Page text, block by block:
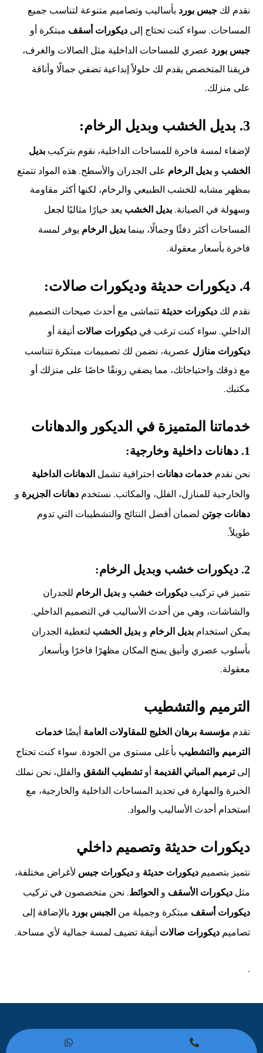
نقدم لكجبس بورد بأساليب وتصاميم متنوعة لتناسب جميع
المساحات. سواء كنت تحتاج إلىديكورات أسقف مبتكرة أو
جبس بورد عصري للمساحات الداخلية مثل الصالات والغرف،
فريقنا المتخصص يقدم لك حلولاً إبداعية تضفي جمالًا وأناقة
على منزلك.
3. بديل الخشب وبديل الرخام:
لإضفاء لمسة فاخرة للمساحات الداخلية، نقوم بتركيببديل
الخشب وبديل الرخام على الجدران والأسطح. هذه المواد تتمتع
بمظهر مشابه للخشب الطبيعي والرخام، لكنها أكثر مقاومة
وسهولة في الصيانة.بديل الخشب يعد خيارًا مثاليًا لجعل
المساحات أكثر دفئًا وجمالًا، بينمابديل الرخام يوفر لمسة
فاخرة بأسعار معقولة.
4. ديكورات حديثة وديكورات صالات:
نقدم لكديكورات حديثة تتماشى مع أحدث صيحات التصميم
الداخلي. سواء كنت ترغب فيديكورات صالات أنيقة أو
ديكورات منازل عصرية، نضمن لك تصميمات مبتكرة تتناسب
مع ذوقك واحتياجاتك، مما يضفي رونقًا خاصًا على منزلك أو
مكتبك.
خدماتنا المتميزة في الديكور والدهانات
1. دهانات داخلية وخارجية:
نحن نقدمخدمات دهانات احترافية تشمل الدهانات الداخلية
والخارجية للمنازل، الفلل، والمكاتب. نستخدمدهانات الجزيرة و
دهانات جوتن لضمان أفضل النتائج والتشطيبات التي تدوم
طويلاً.
2. ديكورات خشب وبديل الرخام:
نتميز في تركيبديكورات خشب وبديل الرخام للجدران
والشاشات، وهي من أحدث الأساليب في التصميم الداخلي.
يمكن استخدامبديل الرخام وبديل الخشب لتغطية الجدران
بأسلوب عصري وأنيق يمنح المكان مظهرًا فاخرًا وبأسعار
معقولة.
الترميم والتشطيب
تقدم مؤسسة برهان الخليج للمقاولات العامة أيضًاخدمات
الترميم والتشطيب بأعلى مستوى من الجودة. سواء كنت تحتاج
إلىترميم المباني القديمة أوتشطيب الشقق والفلل، نحن نملك
الخبرة والمهارة في تجديد المساحات الداخلية والخارجية، مع
استخدام أحدث الأساليب والمواد.
ديكورات حديثة وتصميم داخلي
نتميز بتصميمديكورات حديثة وديكورات جبس لأغراض مختلفة،
مثلديكورات الأسقف و الحوائط. نحن متخصصون في تركيب
ديكورات أسقف مبتكرة وجميلة من الجبس بورد بالإضافة إلى
تصاميمديكورات صالات أنيقة تضيف لمسة جمالية لأي مساحة.
.